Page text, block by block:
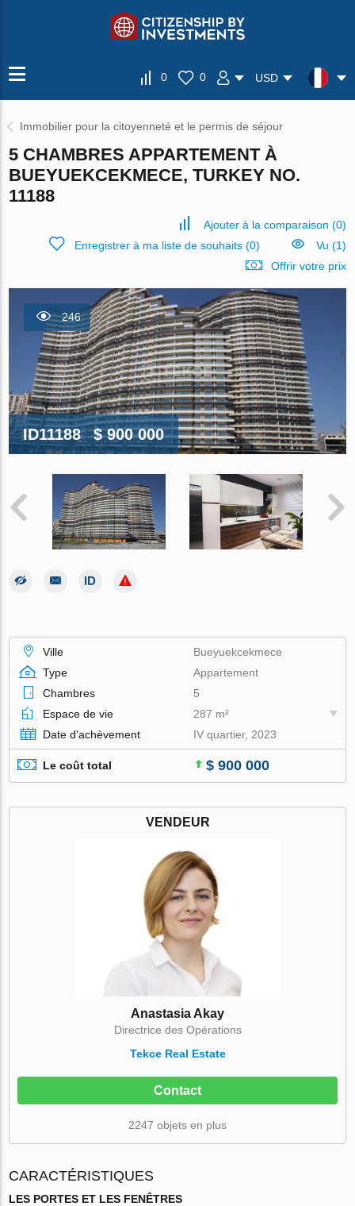
0 0 USD
Immobilier pour la citoyenneté et le permis de séjour
5 CHAMBRES APPARTEMENT À
BUEYUEKCEKMECE, TURKEY NO.
11188
Ajouter à la comparaison (0)
Enregistrer à ma liste de souhaits(0)
Vu (1)
Offrir votre prix
246
ID11188 $ 900 000
Ville
Bueyuekcekmece
Type
Appartement
Chambres
5
Espace de vie
287 m²
Date d'achèvement
IV quartier, 2023
Le coût total $ 900 000
VENDEUR
Anastasia Akay
Directrice des Opérations
Tekce Real Estate
Contact
2247 objets en plus
CARACTÉRISTIQUES
LES PORTES ET LES FENÊTRES